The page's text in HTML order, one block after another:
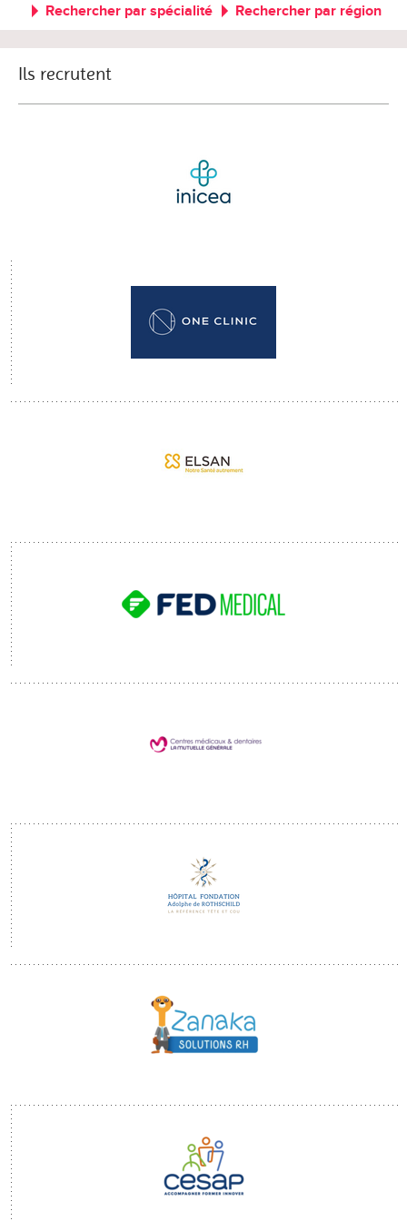
Rechercher par spécialité Rechercher par région
Ils recrutent